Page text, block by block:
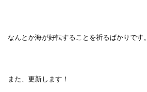
なんとか海が好転することを祈るばかりです。
また、更新します！